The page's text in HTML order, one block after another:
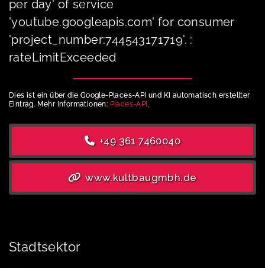
per day' of service
'youtube.googleapis.com' for consumer
'project_number:744543171719'. :
rateLimitExceeded
Dies ist ein über die Google-Places-API und KI automatisch erstellter
Eintrag. Mehr Informationen: Places-API .
+49 361 7460040
www.kultbaugmbh.de
Stadtsektor